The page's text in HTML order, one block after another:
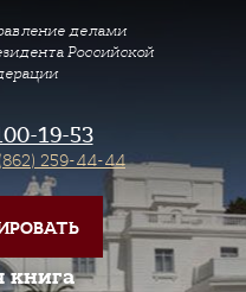
делами
Российской
19-53
259-44-44
книга